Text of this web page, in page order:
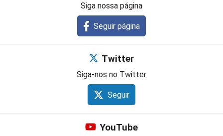
Siga nossa página
Seguir página
Twitter
Siga-nos no Twitter
Seguir
YouTube